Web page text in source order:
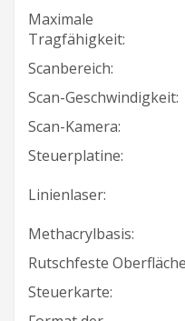
Maximale
Tragfähigkeit:
Scanbereich:
Scan-Geschwindigkeit:
Scan-Kamera:
Steuerplatine:
Linienlaser:
Methacrylbasis:
Rutschfeste
Steuerkarte: